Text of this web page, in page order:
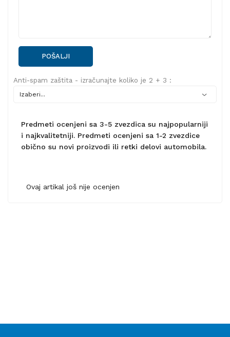
POŠALJI
Anti-spam zaštita - izračunajte koliko je 2 + 3 :
Predmeti ocenjeni sa 3-5 zvezdica su najpopularniji
i najkvalitetniji. Predmeti ocenjeni sa 1-2 zvezdice
obično su novi proizvodi ili retki delovi automobila.
Ovaj artikal još nije ocenjen